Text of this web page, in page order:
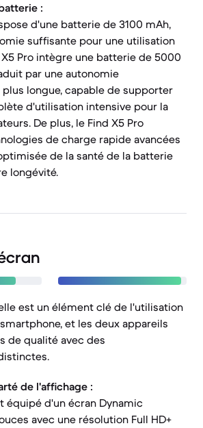
:
d'une batterie de 3100 mAh,
suffisante pour une utilisation
Pro intègre une batterie de 5000
par une autonomie
longue, capable de supporter
d'utilisation intensive pour la
De plus, le Find X5 Pro
de charge rapide avancées
de la santé de la batterie
longévité.
est un élément clé de l'utilisation
et les deux appareils
de qualité avec des
de l'affichage :
équipé d'un écran Dynamic
avec une résolution Full HD+